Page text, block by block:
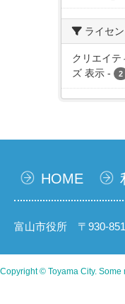
ライセ
クリエイテ
ズ 表示 - 2
HOME
富山市役所 〒930-
Copyright © Toyama City. Some